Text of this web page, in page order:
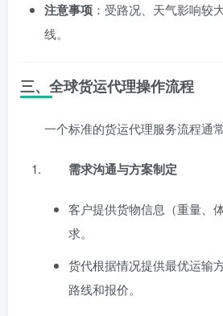
注意事项 ：受路况、天气影响较
线。
三、全球货运代理操作流程
一个标准的货运代理服务流程通
需求沟通与方案制定
客户提供货物信息（重量、
求。
货代根据情况提供最优运输
路线和报价。